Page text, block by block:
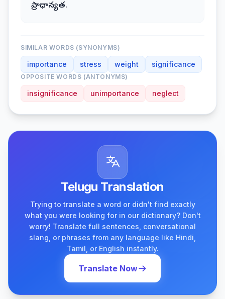
ప్రాధాన్యత.
SIMILAR WORDS (SYNONYMS)
importance stress weight significance
OPPOSITE WORDS (ANTONYMS)
insignificance unimportance neglect
Telugu Translation
Trying to translate a word or didn't find exactly
what you were looking for in our dictionary? Don't
worry! Translate full sentences, conversational
slang, or phrases from any language like Hindi,
Tamil, or English instantly.
Translate Now